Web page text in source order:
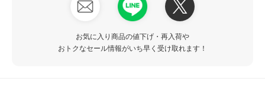
お気に入り商品の値下げ・再入荷や
おトクなセール情報がいち早く受け取れます！